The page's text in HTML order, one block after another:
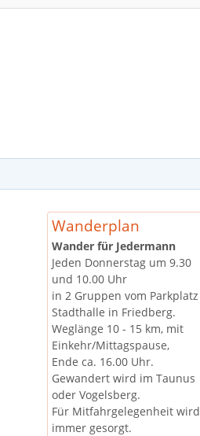
Wanderplan
Wander für Jedermann
Jeden Donnerstag um 9.30
und 10.00 Uhr
in 2 Gruppen vom Parkplatz
Stadthalle in Friedberg.
Weglänge 10 - 15 km, mit
Einkehr/Mittagspause,
Ende ca. 16.00 Uhr.
Gewandert wird im Taunus
oder Vogelsberg.
Für Mitfahrgelegenheit wird
immer gesorgt.